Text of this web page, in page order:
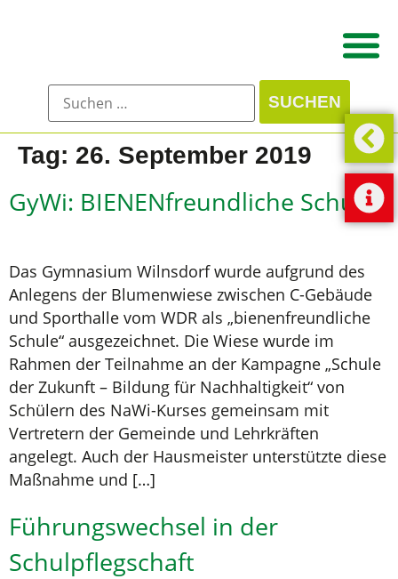
Tag: 26. September 2019
GyWi: BIENENfreundliche Schule
Das Gymnasium Wilnsdorf wurde aufgrund des
Anlegens der Blumenwiese zwischen C-Gebäude
und Sporthalle vom WDR als „bienenfreundliche
Schule“ ausgezeichnet. Die Wiese wurde im
Rahmen der Teilnahme an der Kampagne „Schule
der Zukunft – Bildung für Nachhaltigkeit“ von
Schülern des NaWi-Kurses gemeinsam mit
Vertretern der Gemeinde und Lehrkräften
angelegt. Auch der Hausmeister unterstützte diese
Maßnahme und […]
Führungswechsel in der
Schulpflegschaft